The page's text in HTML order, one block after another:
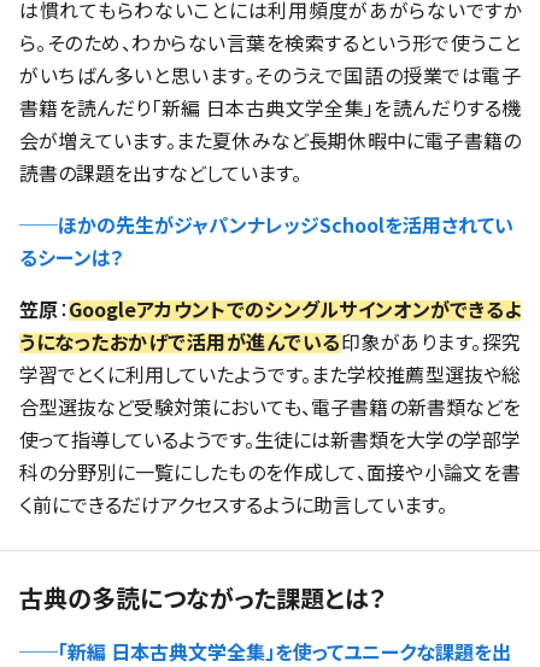
は慣れてもらわないことには利用頻度があがらないですか
ら。そのため、わからない言葉を検索するという形で使うこと
がいちばん多いと思います。そのうえで国語の授業では電子
書籍を読んだり「新編 日本古典文学全集」を読んだりする機
会が増えています。また夏休みなど長期休暇中に電子書籍の
読書の課題を出すなどしています。
──ほかの先生がジャパンナレッジSchoolを活用されてい
るシーンは？
笠原：Googleアカウントでのシングルサインオンができるよ
うになったおかげで活用が進んでいる印象があります。探究
学習でとくに利用していたようです。また学校推薦型選抜や総
合型選抜など受験対策においても、電子書籍の新書類などを
使って指導しているようです。生徒には新書類を大学の学部学
科の分野別に一覧にしたものを作成して、面接や小論文を書
く前にできるだけアクセスするように助言しています。
古典の多読につながった課題とは？
──「新編 日本古典文学全集」を使ってユニークな課題を出